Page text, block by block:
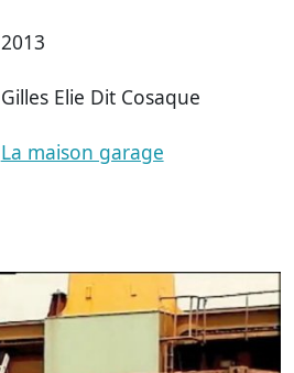
2013
Gilles Elie Dit Cosaque
La maison garage